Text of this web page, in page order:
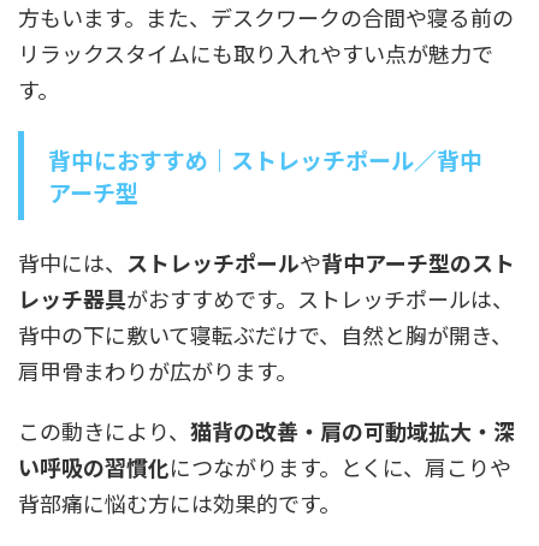
方もいます。また、デスクワークの合間や寝る前の
リラックスタイムにも取り入れやすい点が魅力で
す。
背中におすすめ｜ストレッチポール／背中
アーチ型
背中には、 ストレッチポールや背中アーチ型のスト
レッチ器具がおすすめです。ストレッチポールは、
背中の下に敷いて寝転ぶだけで、自然と胸が開き、
肩甲骨まわりが広がります。
この動きにより、 猫背の改善・肩の可動域拡大・深
い呼吸の習慣化につながります。とくに、肩こりや
背部痛に悩む方には効果的です。